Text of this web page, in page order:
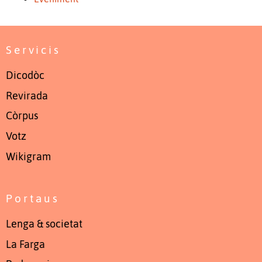
Servicis
Dicodòc
Revirada
Còrpus
Votz
Wikigram
Portaus
Lenga & societat
La Farga